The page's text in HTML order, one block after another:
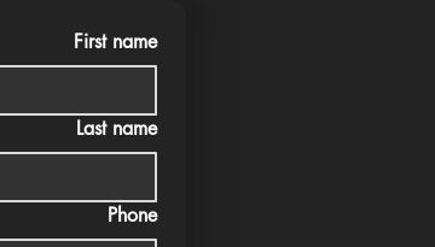
First name
Last name
Phone